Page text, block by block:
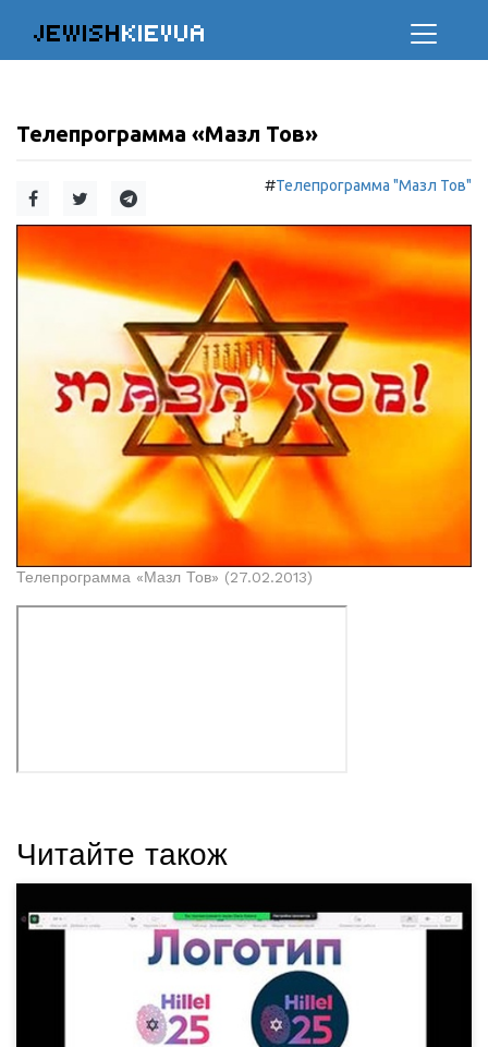
JEWISHKIEVUA
Телепрограмма «Мазл Тов»
#Телепрограмма "Мазл Тов"
Телепрограмма «Мазл Тов» (27.02.2013)
Читайте також